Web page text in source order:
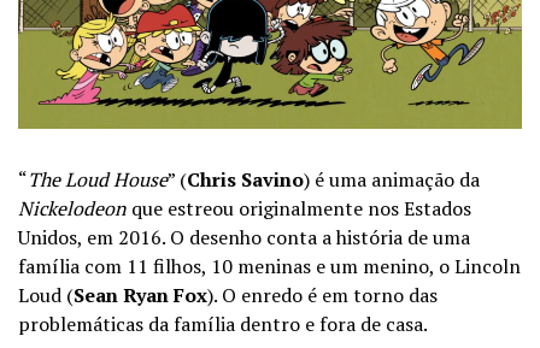
“The Loud House” (Chris Savino) é uma animação da
Nickelodeon que estreou originalmente nos Estados
Unidos, em 2016. O desenho conta a história de uma
família com 11 filhos, 10 meninas e um menino, o Lincoln
Loud (Sean Ryan Fox). O enredo é em torno das
problemáticas da família dentro e fora de casa.